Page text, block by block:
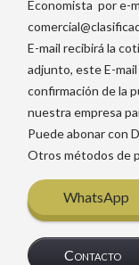
Economista por e-
E-mail recibirá la
adjunto, este E-
confirmación de la
nuestra empresa
Puede abonar con
Otros métodos de
WhatsApp
Contacto